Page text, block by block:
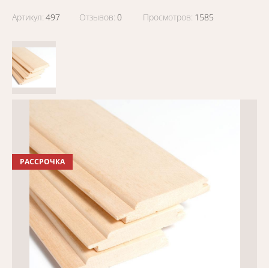
Артикул: 497 Отзывов: 0 Просмотров: 1585
РАССРОЧКА